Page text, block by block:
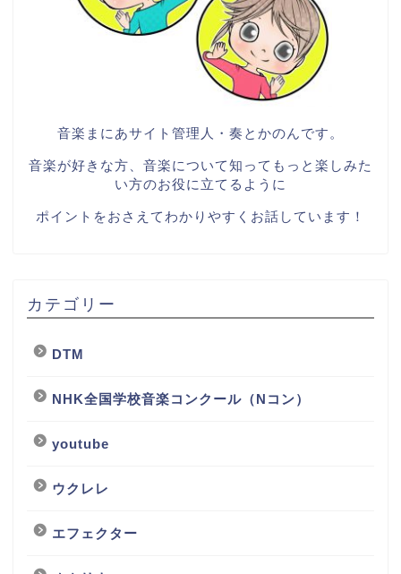
音楽まにあサイト管理人・奏とかのんです。
音楽が好きな方、音楽について知ってもっと楽しみた
い方のお役に立てるように
ポイントをおさえてわかりやすくお話しています！
カテゴリー
DTM
NHK全国学校音楽コンクール（Nコン）
youtube
ウクレレ
エフェクター